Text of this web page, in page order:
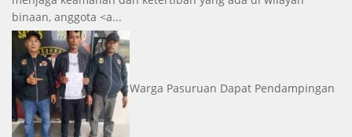
binaan, anggota <a...
Warga Pasuruan Dapat Pendampingan